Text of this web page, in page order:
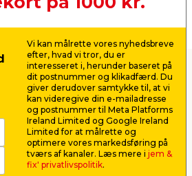
et oplagt
installation
tilbehør som
Vi kan målrette vores nyhedsbreve
efter, hvad vi tror, du er
interesseret i, herunder baseret på
dit postnummer og klikadfærd. Du
giver derudover samtykke til, at vi
kan videregive din e-mailadresse
og postnummer til Meta Platforms
Ireland Limited og Google Ireland
Limited for at målrette og
optimere vores markedsføring på
tværs af kanaler. Læs mere i jem &
fix' privatlivspolitik.